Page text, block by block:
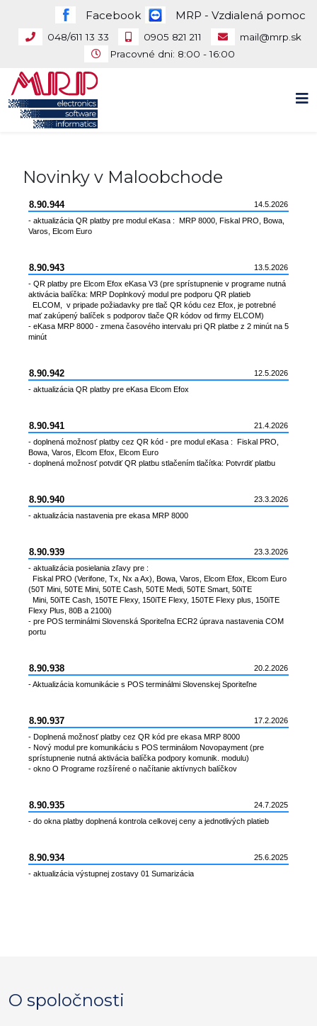
Facebook MRP - Vzdialená pomoc
048/611 13 33 0905 821 211
mail@mrp.sk
Pracovné dni: 8:00 - 16:00
Novinky v Maloobchode
O spoločnosti